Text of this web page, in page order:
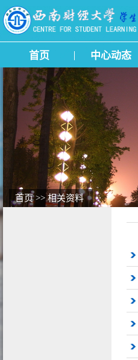
首页 中心动态
首页>>相关资料